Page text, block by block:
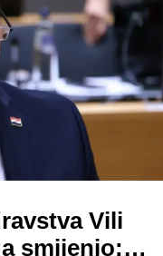
Vili
smijenio: